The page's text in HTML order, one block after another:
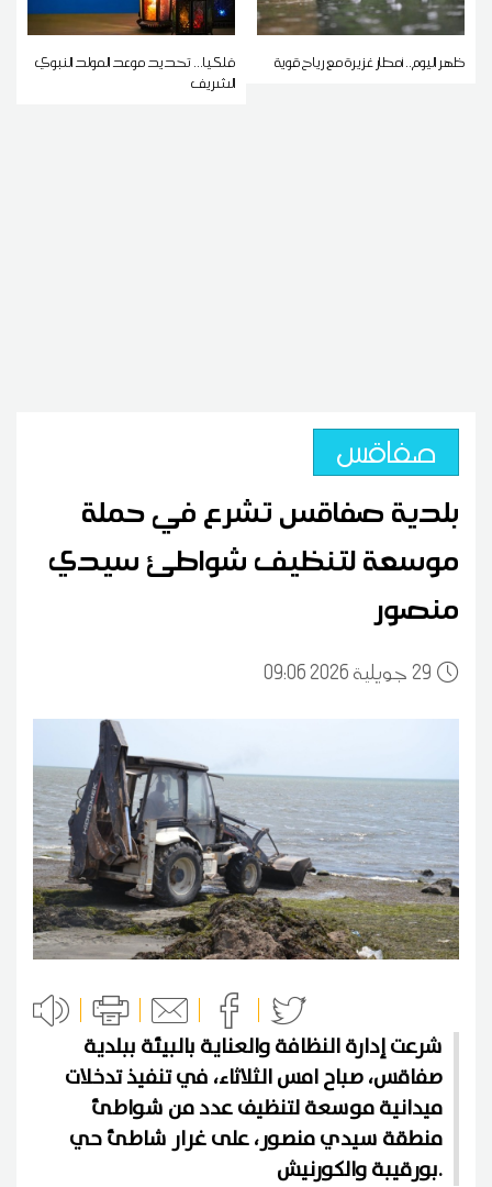
ظهر اليوم.. أمطار غزيرة مع رياح قوية
فلكيا... تحديد موعد المولد النبوي
الشريف
صفاقس
بلدية صفاقس تشرع في حملة
موسعة لتنظيف شواطئ سيدي
منصور
29 09:06 2026 جويلية
شرعت إدارة النظافة والعناية بالبيئة ببلدية
صفاقس، صباح امس الثلاثاء، في تنفيذ تدخلات
ميدانية موسعة لتنظيف عدد من شواطئ
منطقة سيدي منصور، على غرار شاطئ حي
بورقيبة والكورنيش.